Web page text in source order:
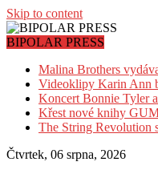
Skip to content
BIPOLAR PRESS
Malina Brothers
Videoklipy Karin Ann
Koncert Bonnie Tyler
Křest nové knihy
The String Revolution
Čtvrtek, 06 srpna, 2026